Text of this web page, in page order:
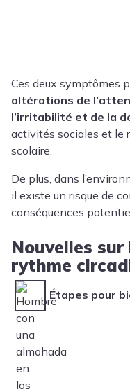
Ces deux symptômes
altérations de
l’irritabilité et de la
activités sociales et le
scolaire.
De plus, dans
il existe un risque de
conséquences
Nouvelles
rythme
Étapes pour